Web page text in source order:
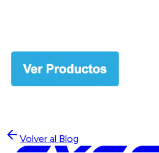
Volver al Blog